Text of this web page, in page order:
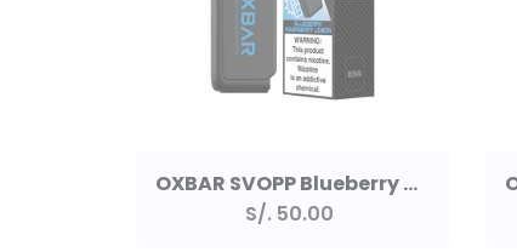
OXBAR SVOPP Blueberry Raspberry Lemon 25k
S/. 50.00